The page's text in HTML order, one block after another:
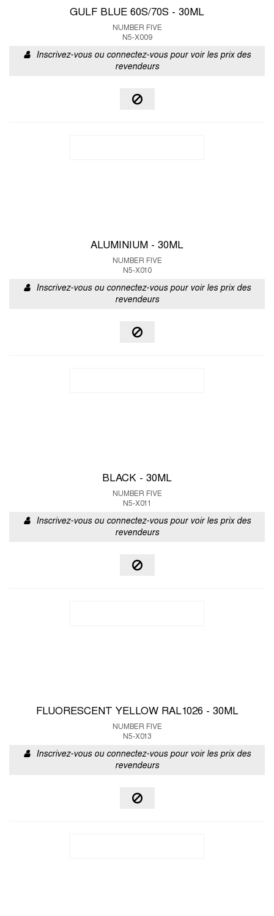
GULF BLUE 60S/70S - 30ML
NUMBER FIVE
N5-X009
Inscrivez-vous ou connectez-vous pour voir les prix des
revendeurs
ALUMINIUM - 30ML
NUMBER FIVE
N5-X010
Inscrivez-vous ou connectez-vous pour voir les prix des
revendeurs
BLACK - 30ML
NUMBER FIVE
N5-X011
Inscrivez-vous ou connectez-vous pour voir les prix des
revendeurs
FLUORESCENT YELLOW RAL1026 - 30ML
NUMBER FIVE
N5-X013
Inscrivez-vous ou connectez-vous pour voir les prix des
revendeurs